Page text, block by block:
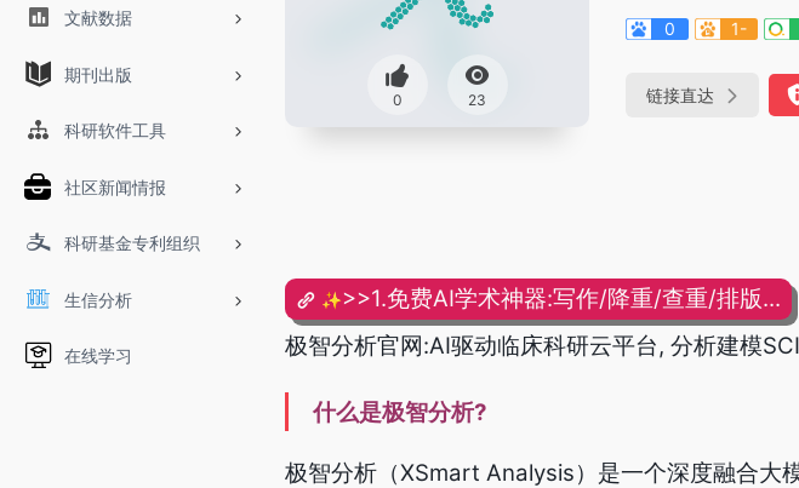
文献数据
期刊出版
科研软件工具
社区新闻情报
科研基金专利组织
生信分析
在线学习
0 23
0
1-
链接直达
✨>>1.免费AI学术神器:写作/降重/查重/排版...
极智分析官网:AI驱动临床科研云平台, 分析建模
什么是极智分析?
极智分析（XSmart Analysis）是一个深度融合大